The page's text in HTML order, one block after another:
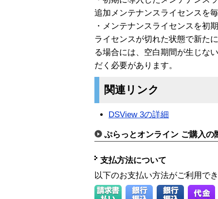
追加メンテナンスライセンスを
・メンテナンスライセンスを初
ライセンスが切れた状態で新た
る場合には、空白期間が生じな
だく必要があります。
関連リンク
DSView 3の詳細
ぷらっとオンライン ご購入の
支払方法について
以下のお支払い方法がご利用で